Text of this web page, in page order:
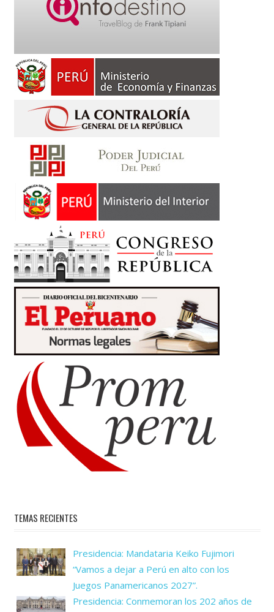
TEMAS RECIENTES
Presidencia: Mandataria Keiko Fujimori
“Vamos a dejar a Perú en alto con los
Juegos Panamericanos 2027”.
Presidencia: Conmemoran los 202 años de